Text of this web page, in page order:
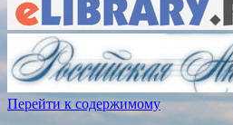
Перейти к содержимому